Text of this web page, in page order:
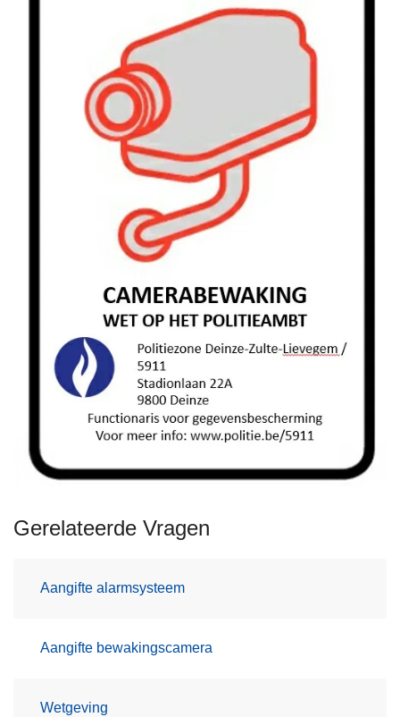
Gerelateerde Vragen
Aangifte alarmsysteem
Aangifte bewakingscamera
Wetgeving